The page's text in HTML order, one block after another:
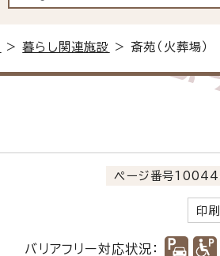
>暮らし関連施設 > 斎苑（火葬場）
ページ番号
印刷
バリアフリー対応状況：